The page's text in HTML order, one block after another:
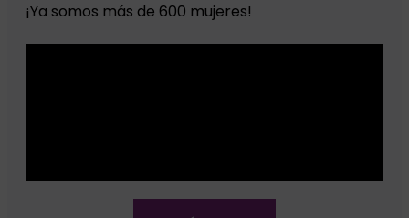
¡Ya somos más de 600 mujeres!